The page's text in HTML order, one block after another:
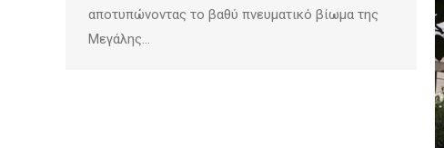
αποτυπώνοντας το βαθύ πνευματικό βίωμα της
Μεγάλης…